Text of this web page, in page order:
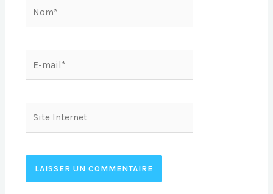
mail*
Internet